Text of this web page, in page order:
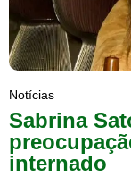
Notícias
Sabrina
internado